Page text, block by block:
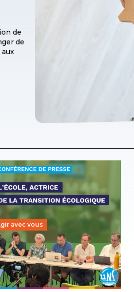
de
de
avec vous
écologique de
: l’UNSA Éducation
bouger les lignes
juin 2026-